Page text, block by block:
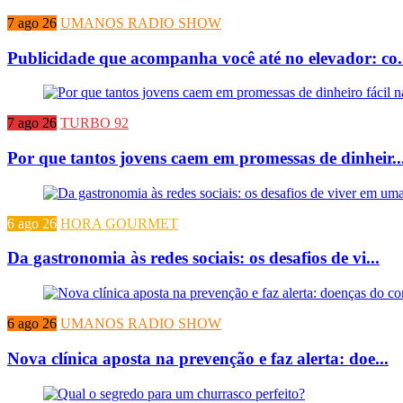
7 ago 26 UMANOS RADIO SHOW
Publicidade que acompanha você até no elevador:
7 ago 26 TURBO 92
Por que tantos jovens caem em promessas de
6 ago 26 HORA GOURMET
Da gastronomia às redes sociais: os desafios de vi...
6 ago 26 UMANOS RADIO SHOW
Nova clínica aposta na prevenção e faz alerta: doe...